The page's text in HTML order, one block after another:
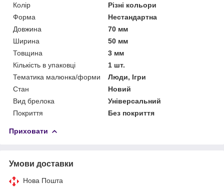
Колір
Різні кольори
Форма
Нестандартна
Довжина
70 мм
Ширина
50 мм
Товщина
3 мм
Кількість в упаковці
1 шт.
Тематика малюнка/форми
Люди, Ігри
Стан
Новий
Вид брелока
Універсальний
Покриття
Без покриття
Приховати
Умови доставки
Нова Пошта